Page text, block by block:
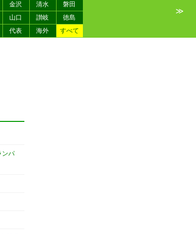
金沢 清水
磐田
山口 讃岐
徳島
代表 海外 すべて
≫
ンパ